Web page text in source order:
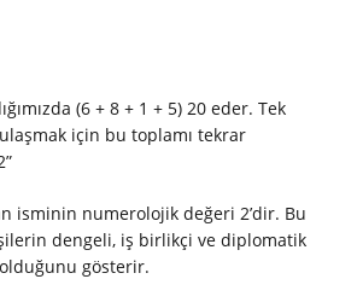
(6 + 8 + 1 + 5) 20 eder. Tek
için bu toplamı tekrar
isminin numerolojik değeri 2’dir. Bu
dengeli, iş birlikçi ve diplomatik
gösterir.